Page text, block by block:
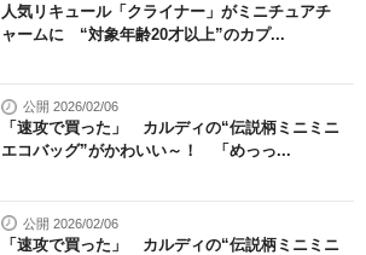
人気リキュール「クライナー」がミニチュアチ
ャームに “対象年齢20才以上”のカプ...
公開 2026/02/06
「速攻で買った」 カルディの“伝説柄ミニミニ
エコバッグ”がかわいい～！ 「めっっ...
公開 2026/02/06
「速攻で買った」 カルディの“伝説柄ミニミニ